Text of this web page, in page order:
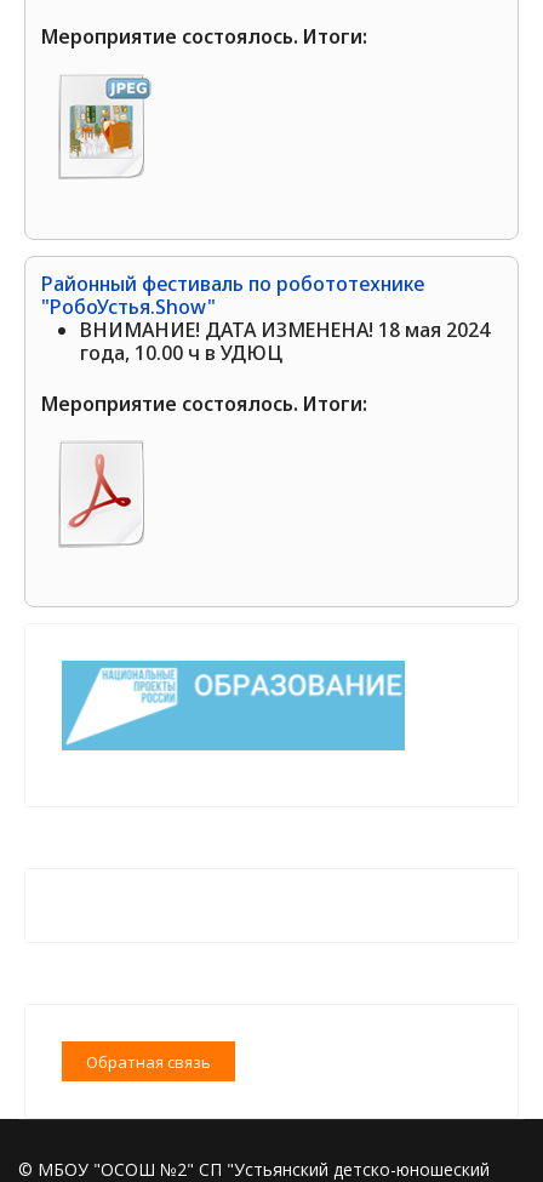
Мероприятие состоялось. Итоги:
Районный фестиваль по робототехнике
"РобоУстья.Show"
ВНИМАНИЕ! ДАТА ИЗМЕНЕНА! 18 мая 2024
года, 10.00 ч в УДЮЦ
Мероприятие состоялось. Итоги:
Обратная связь
© МБОУ "ОСОШ №2" СП "Устьянский детско-юношеский